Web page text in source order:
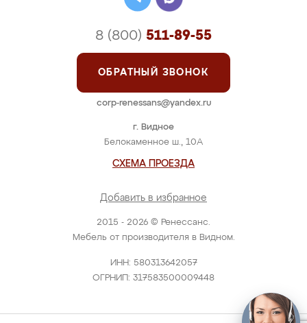
2015 - 2026 © Ренессанс.
Мебель от производителя в Видном.
ИНН: 580313642057
ОГРНИП: 317583500009448
г. Видное
Белокаменное ш., 10А
СХЕМА ПРОЕЗДА
Добавить в избранное
8 (800) 511-89-55
ОБРАТНЫЙ ЗВОНОК
corp-renessans@yandex.ru